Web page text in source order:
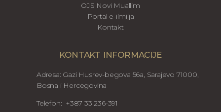
OJS Novi Muallim
Portal e-ilmijja
Kontakt
KONTAKT INFORMACIJE
Adresa: Gazi Husrev-begova 56a, Sarajevo 71000,
Bosna i Hercegovina
Telefon: +387 33 236-391